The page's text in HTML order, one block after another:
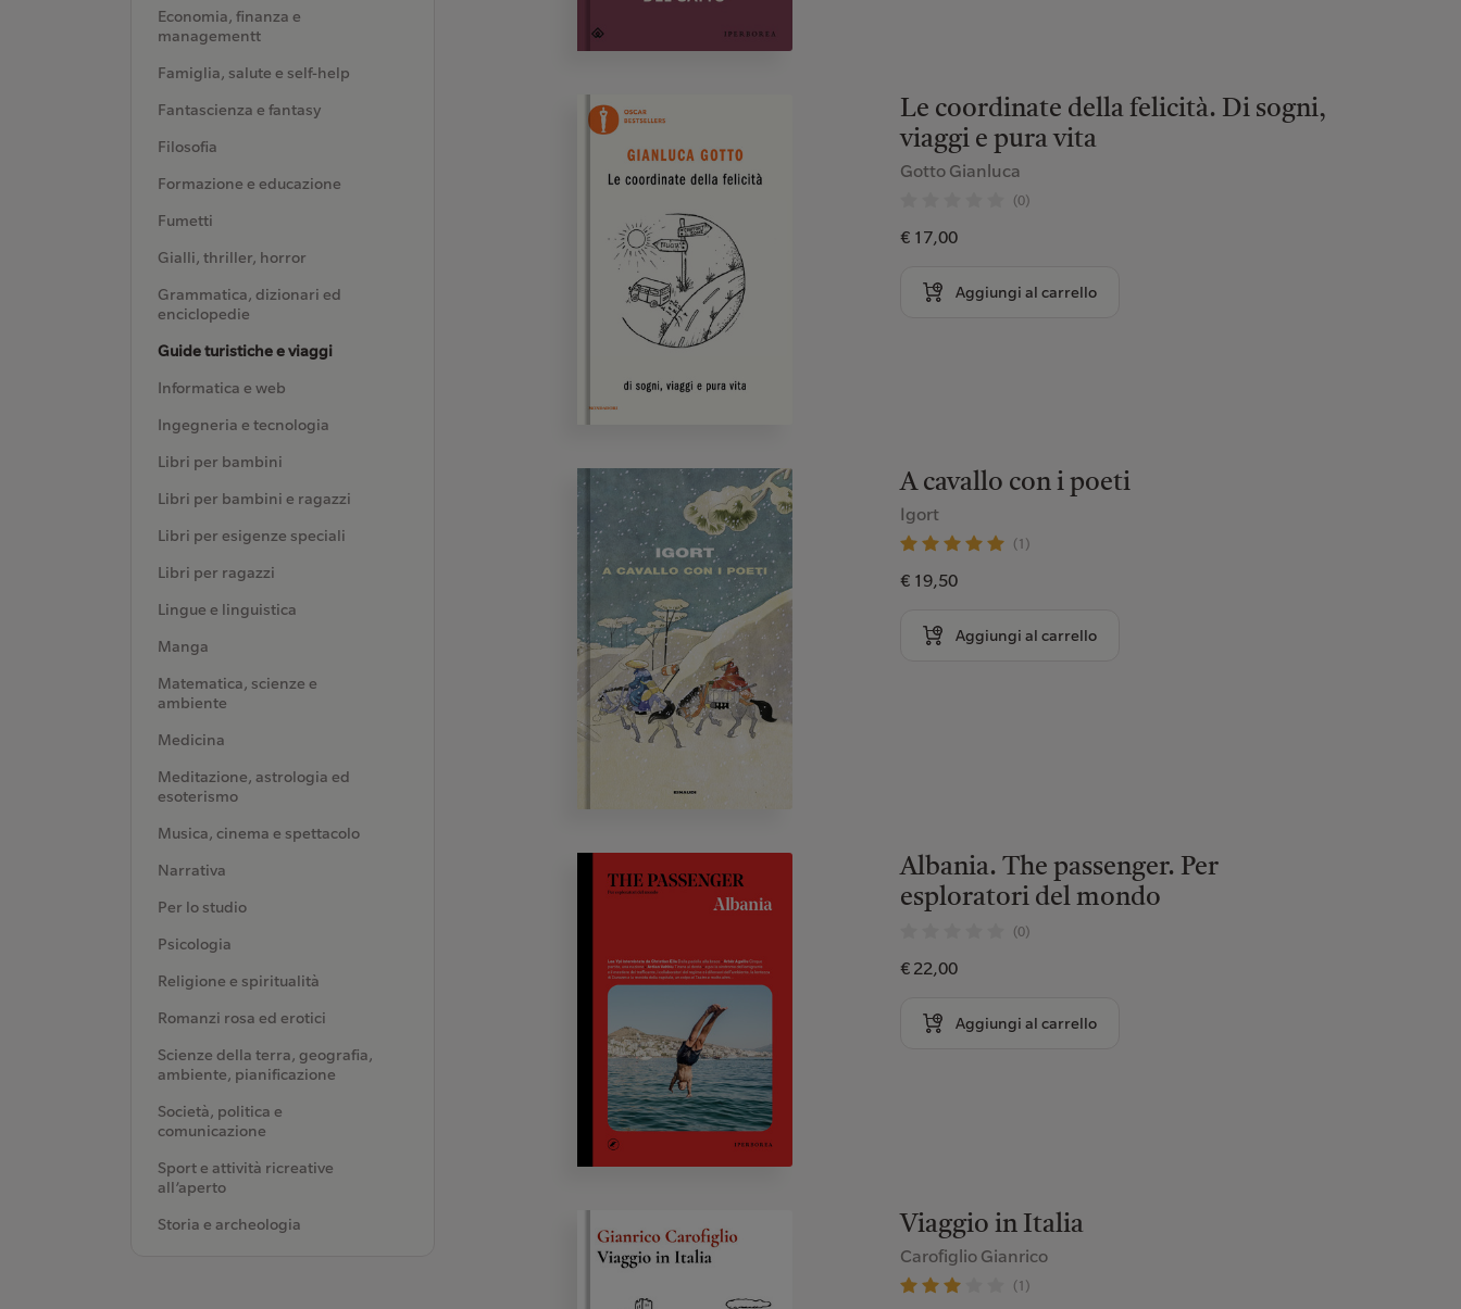
Economia, finanza e
managementt
Famiglia, salute e self-help
Fantascienza e fantasy
Filosofia
Formazione e educazione
Fumetti
Gialli, thriller, horror
Grammatica, dizionari ed
enciclopedie
Guide turistiche e viaggi
Informatica e web
Ingegneria e tecnologia
Libri per bambini
Libri per bambini e ragazzi
Libri per esigenze speciali
Libri per ragazzi
Lingue e linguistica
Manga
Matematica, scienze e
ambiente
Medicina
Meditazione, astrologia ed
esoterismo
Musica, cinema e spettacolo
Narrativa
Per lo studio
Psicologia
Religione e spiritualità
Romanzi rosa ed erotici
Scienze della terra, geografia,
ambiente, pianificazione
Società, politica e
comunicazione
Sport e attività ricreative
all’aperto
Storia e archeologia
Le coordinate della felicità. Di sogni,
viaggi e pura vita
Gotto Gianluca
(0)
€ 17,00
Aggiungi al carrello
A cavallo con i poeti
Igort
(1)
€ 19,50
Aggiungi al carrello
Albania. The passenger. Per
esploratori del mondo
(0)
€ 22,00
Aggiungi al carrello
Viaggio in Italia
Carofiglio Gianrico
(1)